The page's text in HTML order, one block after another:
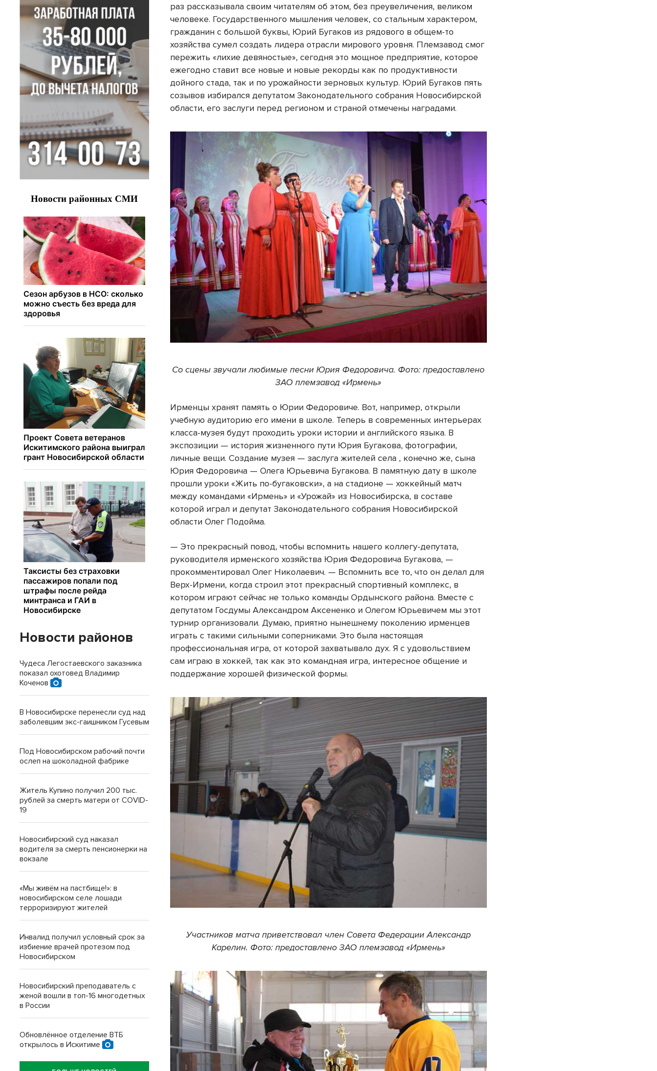
раз рассказывала своим читателям об этом, без преувеличения, великом
человеке. Государственного мышления человек, со стальным характером,
гражданин с большой буквы, Юрий Бугаков из рядового в общем-то
хозяйства сумел создать лидера отрасли мирового уровня. Племзавод смог
пережить «лихие девяностые», сегодня это мощное предприятие, которое
ежегодно ставит все новые и новые рекорды как по продуктивности
дойного стада, так и по урожайности зерновых культур. Юрий Бугаков пять
созывов избирался депутатом Законодательного собрания Новосибирской
области, его заслуги перед регионом и страной отмечены наградами.
Со сцены звучали любимые песни Юрия Федоровича. Фото: предоставлено
ЗАО племзавод «Ирмень»
Ирменцы хранят память о Юрии Федоровиче. Вот, например, открыли
учебную аудиторию его имени в школе. Теперь в современных интерьерах
класса-музея будут проходить уроки истории и английского языка. В
экспозиции — история жизненного пути Юрия Бугакова, фотографии,
личные вещи. Создание музея — заслуга жителей села , конечно же, сына
Юрия Федоровича — Олега Юрьевича Бугакова. В памятную дату в школе
прошли уроки «Жить по-бугаковски», а на стадионе — хоккейный матч
между командами «Ирмень» и «Урожай» из Новосибирска, в составе
которой играл и депутат Законодательного собрания Новосибирской
области Олег Подойма.
— Это прекрасный повод, чтобы вспомнить нашего коллегу-депутата,
руководителя ирменского хозяйства Юрия Федоровича Бугакова, —
прокомментировал Олег Николаевич. — Вспомнить все то, что он делал для
Верх-Ирмени, когда строил этот прекрасный спортивный комплекс, в
котором играют сейчас не только команды Ордынского района. Вместе с
депутатом Госдумы Александром Аксененко и Олегом Юрьевичем мы этот
турнир организовали. Думаю, приятно нынешнему поколению ирменцев
играть с такими сильными соперниками. Это была настоящая
профессиональная игра, от которой захватывало дух. Я с удовольствием
сам играю в хоккей, так как это командная игра, интересное общение и
поддержание хорошей физической формы.
Участников матча приветствовал член Совета Федерации Александр
Карелин. Фото: предоставлено ЗАО племзавод «Ирмень»
Новости районов
Чудеса Легостаевского заказника
показал охотовед Владимир
Коченов
В Новосибирске перенесли суд над
заболевшим экс-гаишником Гусевым
Под Новосибирском рабочий почти
ослеп на шоколадной фабрике
Житель Купино получил 200 тыс.
рублей за смерть матери от COVID-
19
Новосибирский суд наказал
водителя за смерть пенсионерки на
вокзале
«Мы живём на пастбище!»: в
новосибирском селе лошади
терроризируют жителей
Инвалид получил условный срок за
избиение врачей протезом под
Новосибирском
Новосибирский преподаватель с
женой вошли в топ-16 многодетных
в России
Обновлённое отделение ВТБ
открылось в Искитиме